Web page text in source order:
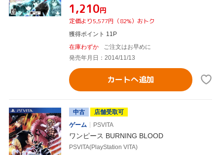
¥1,210円
定価より5,577円（82%）おトク
獲得ポイント 11P
在庫わずか
ご注文はお早めに
発売年月日：2014/11/13
カートへ追加
中古
店舗受取可
ゲーム
PSVITA
ワンピース BURNING BLOOD
PSVITA(PlayStation VITA)